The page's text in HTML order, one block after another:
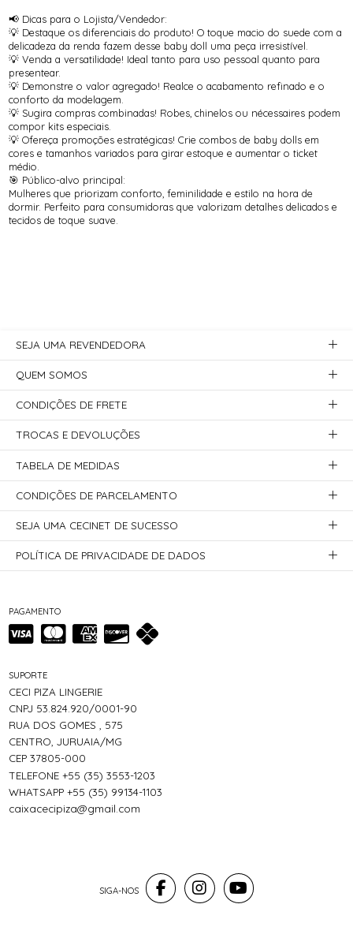
📢 Dicas para o Lojista/Vendedor:
💡 Destaque os diferenciais do produto! O toque macio do suede com a
delicadeza da renda fazem desse baby doll uma peça irresistível.
💡 Venda a versatilidade! Ideal tanto para uso pessoal quanto para
presentear.
💡 Demonstre o valor agregado! Realce o acabamento refinado e o
conforto da modelagem.
💡 Sugira compras combinadas! Robes, chinelos ou nécessaires podem
compor kits especiais.
💡 Ofereça promoções estratégicas! Crie combos de baby dolls em
cores e tamanhos variados para girar estoque e aumentar o ticket
médio.
🎯 Público-alvo principal:
Mulheres que priorizam conforto, feminilidade e estilo na hora de
dormir. Perfeito para consumidoras que valorizam detalhes delicados e
tecidos de toque suave.
PAGAMENTO
SUPORTE
CECI PIZA LINGERIE
CNPJ 53.824.920/0001-90
RUA DOS GOMES , 575
CENTRO, JURUAIA/MG
CEP 37805-000
TELEFONE +55 (35) 3553-1203
WHATSAPP +55 (35) 99134-1103
caixacecipiza@gmail.com
SEJA UMA REVENDEDORA
QUEM SOMOS
CONDIÇÕES DE FRETE
TROCAS E DEVOLUÇÕES
TABELA DE MEDIDAS
CONDIÇÕES DE PARCELAMENTO
SEJA UMA CECINET DE SUCESSO
POLÍTICA DE PRIVACIDADE DE DADOS